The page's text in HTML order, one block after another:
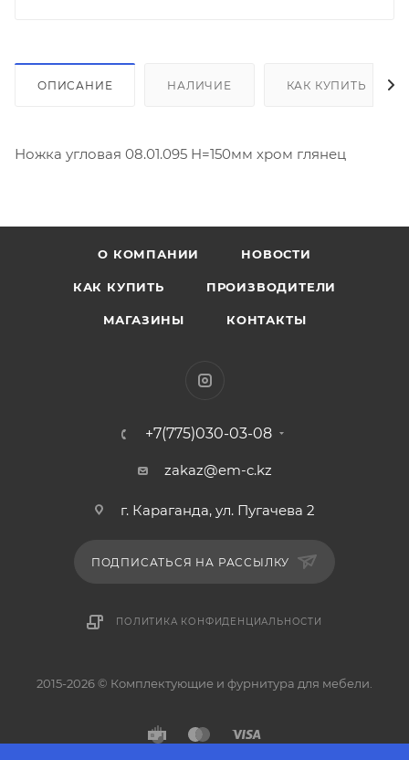
ОПИСАНИЕ НАЛИЧИЕ КАК КУПИТЬ
Ножка угловая 08.01.095 H=150мм хром глянец
О КОМПАНИИ НОВОСТИ
КАК КУПИТЬ ПРОИЗВОДИТЕЛИ
МАГАЗИНЫ КОНТАКТЫ
+7(775)030-03-08
zakaz@em-c.kz
г. Караганда, ул. Пугачева 2
ПОДПИСАТЬСЯ НА РАССЫЛКУ
ПОЛИТИКА КОНФИДЕНЦИАЛЬНОСТИ
2015-2026 © Комплектующие и фурнитура для мебели.